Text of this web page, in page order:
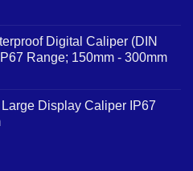
Digital Caliper (DIN
Range; 150mm - 300mm
Display Caliper IP67